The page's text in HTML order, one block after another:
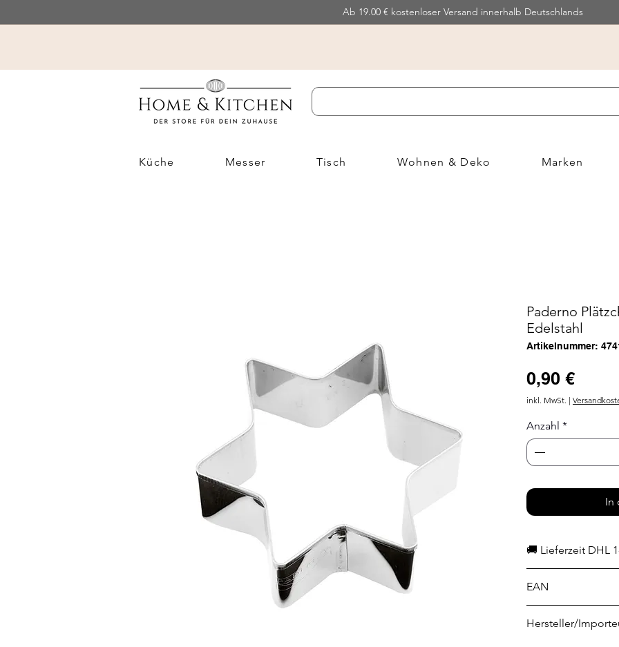
Ab 19.00 € kostenloser Versand innerhalb Deutschlands
Küche Messer Tisch Wohnen & Deko Marken
Paderno
Edelstahl
Artikelnummer:
0,90 €Preis
inkl. MwSt. |
Anzahl *
In
🚚 Lieferzeit DHL
EAN
Hersteller/